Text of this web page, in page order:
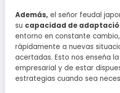
Además, el señor feudal
su capacidad de
entorno en constante
rápidamente a nuevas
acertadas. Esto nos enseña
empresarial y de estar
estrategias cuando sea